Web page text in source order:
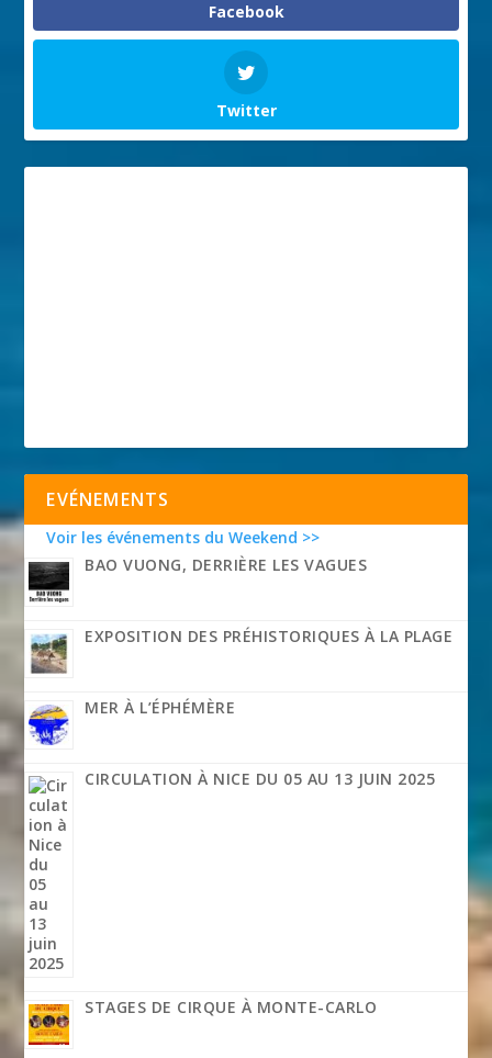
Facebook
Twitter
EVÉNEMENTS
Voir les événements du Weekend >>
BAO VUONG, DERRIÈRE LES VAGUES
EXPOSITION DES PRÉHISTORIQUES À LA PLAGE
MER À L’ÉPHÉMÈRE
CIRCULATION À NICE DU 05 AU 13 JUIN 2025
STAGES DE CIRQUE À MONTE-CARLO